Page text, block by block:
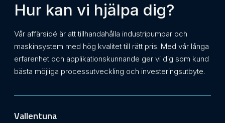
Hur kan vi hjälpa dig?
Vår affärsidé är att tillhandahålla industripumpar och
maskinsystem med hög kvalitet till rätt pris. Med vår långa
erfarenhet och applikationskunnande ger vi dig som kund
bästa möjliga processutveckling och investeringsutbyte.
Vallentuna